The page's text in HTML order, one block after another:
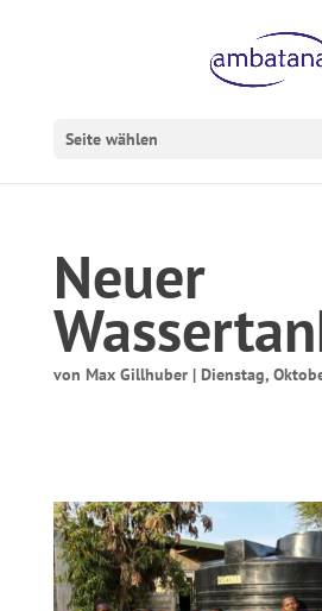
Seite wählen
Neuer
von Max Gillhuber| Dienstag,